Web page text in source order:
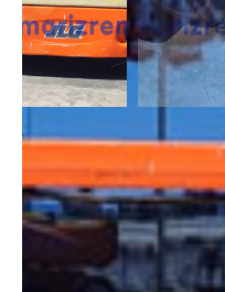
DESCRIPCIÓN
Las Tijeras Eléctricas están
una altura desde los 5m a los
anti-huellas y plataforma